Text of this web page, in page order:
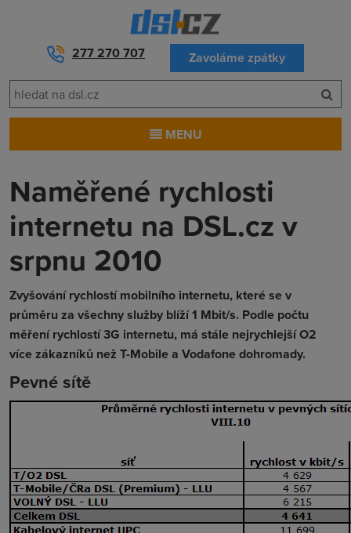
277 270 707 Zavoláme zpátky
MENU
Naměřené rychlosti
internetu na DSL.cz v
srpnu 2010
Zvyšování rychlostí mobilního internetu, které se v
průměru za všechny služby blíží 1 Mbit/s. Podle počtu
měření rychlostí 3G internetu, má stále nejrychlejší O2
více zákazníků než T-Mobile a Vodafone dohromady.
Pevné sítě